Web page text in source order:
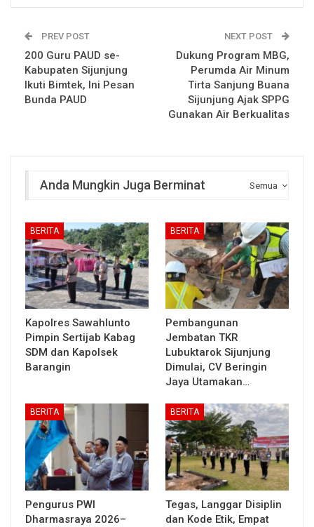
PREV POST
200 Guru PAUD se-
Kabupaten Sijunjung
Ikuti Bimtek, Ini Pesan
Bunda PAUD
NEXT POST
Dukung Program MBG,
Perumda Air Minum
Tirta Sanjung Buana
Sijunjung Ajak SPPG
Gunakan Air Berkualitas
Semua
Anda Mungkin Juga Berminat
BERITA
Kapolres Sawahlunto
Pimpin Sertijab Kabag
SDM dan Kapolsek
Barangin
BERITA
Pembangunan
Jembatan TKR
Lubuktarok Sijunjung
Dimulai, CV Beringin
Jaya Utamakan…
BERITA
Pengurus PWI
Dharmasraya 2026–
BERITA
Tegas, Langgar Disiplin
dan Kode Etik, Empat